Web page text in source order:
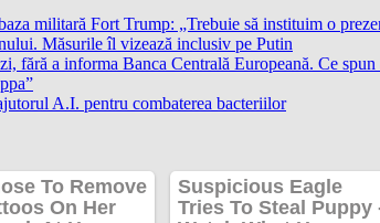
militară Fort Trump: „Trebuie să instituim o
Măsurile îl vizează inclusiv pe Putin
fără a informa Banca Centrală Europeană. Ce
A.I. pentru combaterea bacteriilor